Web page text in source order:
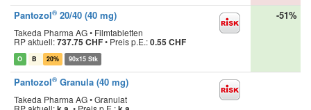
Pantozol® 20/40 (40 mg)
Takeda Pharma AG • Filmtabletten
RP aktuell:737.75 CHF• Preis p.E.:0.55 CHF
O B 20% 90x15 Stk
-51%
Pantozol® Granula (40 mg)
Takeda Pharma AG • Granulat